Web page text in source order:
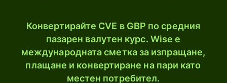
Конвертирайте CVE в GBP по средния
пазарен валутен курс. Wise е
международната сметка за изпращане,
плащане и конвертиране на пари като
местен потребител.